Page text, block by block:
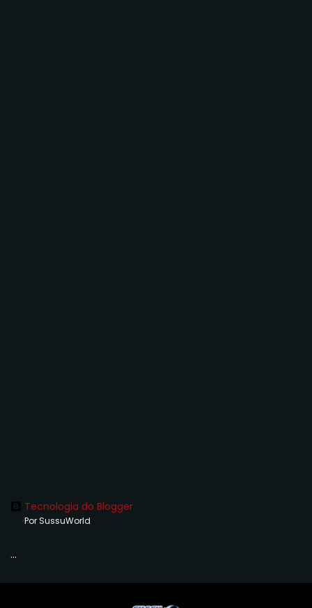
Tecnologia do Blogger
Por SussuWorld
...